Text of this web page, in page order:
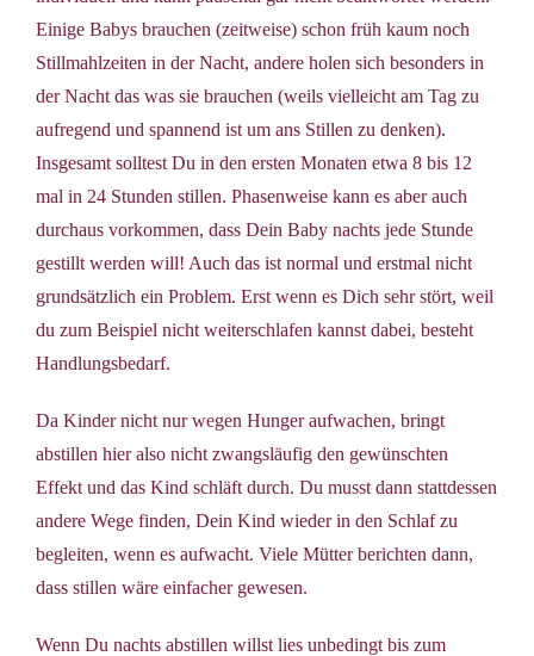
Einige Babys brauchen (zeitweise) schon früh kaum noch
Stillmahlzeiten in der Nacht, andere holen sich besonders in
der Nacht das was sie brauchen (weils vielleicht am Tag zu
aufregend und spannend ist um ans Stillen zu denken).
Insgesamt solltest Du in den ersten Monaten etwa 8 bis 12
mal in 24 Stunden stillen. Phasenweise kann es aber auch
durchaus vorkommen, dass Dein Baby nachts jede Stunde
gestillt werden will! Auch das ist normal und erstmal nicht
grundsätzlich ein Problem. Erst wenn es Dich sehr stört, weil
du zum Beispiel nicht weiterschlafen kannst dabei, besteht
Handlungsbedarf.
Da Kinder nicht nur wegen Hunger aufwachen, bringt
abstillen hier also nicht zwangsläufig den gewünschten
Effekt und das Kind schläft durch. Du musst dann stattdessen
andere Wege finden, Dein Kind wieder in den Schlaf zu
begleiten, wenn es aufwacht. Viele Mütter berichten dann,
dass stillen wäre einfacher gewesen.
Wenn Du nachts abstillen willst lies unbedingt bis zum